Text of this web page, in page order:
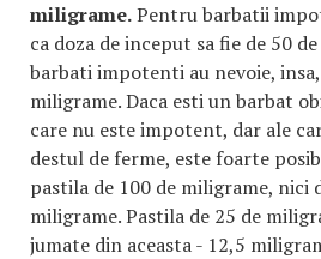
miligrame.Pentru barbatii
ca doza de inceput sa fie de 50
barbati impotenti au nevoie,
miligrame. Daca esti un barbat
care nu este impotent, dar ale
destul de ferme, este foarte
pastila de 100 de miligrame, nici
miligrame. Pastila de 25 de
jumate din aceasta - 12,5